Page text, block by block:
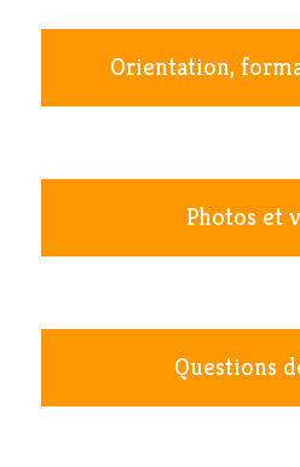
Orientation,
Photos et
Questions